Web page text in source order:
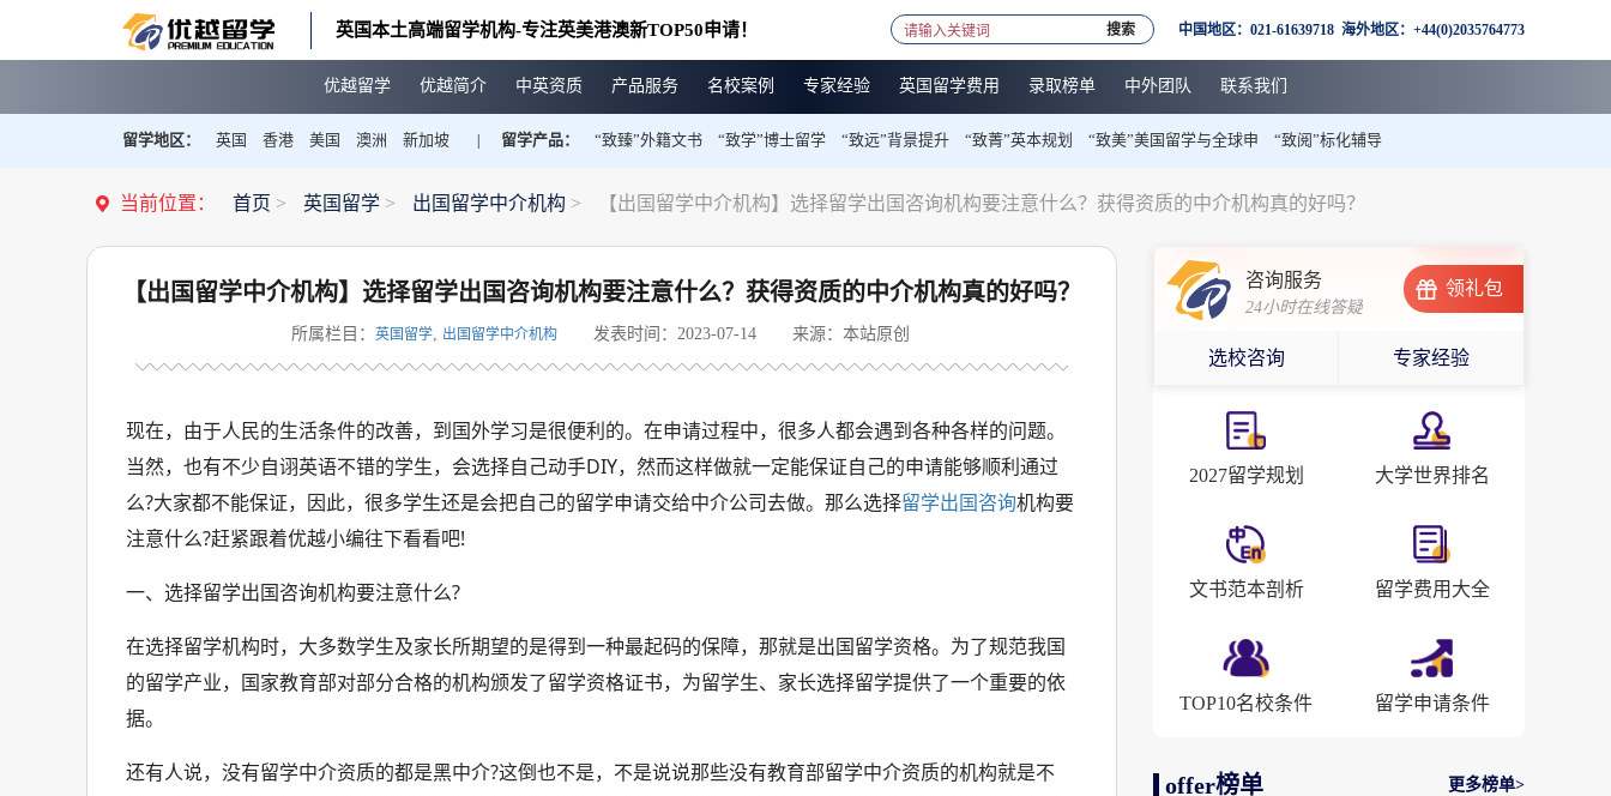
英国本土高端留学机构-专注英美港澳新TOP50申请！ 中国地区：021-61639718 海外地区：+44(0)2035764773
搜索
优越留学 优越简介 中英资质 产品服务 名校案例 专家经验 英国留学费用 录取榜单 中外团队 联系我们
留学地区： 英国 香港 美国 澳洲 新加坡 留学产品： “致臻”外籍文书 “致学”博士留学 “致远”背景提升 “致菁”英本规划 “致美”美国留学与全球申 “致阅”标化辅导
当前位置： 首页 > 英国留学 > 出国留学中介机构 > 【出国留学中介机构】选择留学出国咨询机构要注意什么？获得资质的中介机构真的好吗？
【出国留学中介机构】选择留学出国咨询机构要注意什么？获得资质的中介机构真的好吗？
所属栏目： 英国留学, 出国留学中介机构 发表时间：2023-07-14 来源：本站原创
现在，由于人民的生活条件的改善，到国外学习是很便利的。在申请过程中，很多人都会遇到各种各样的问题。
当然，也有不少自诩英语不错的学生，会选择自己动手DIY，然而这样做就一定能保证自己的申请能够顺利通过
么?大家都不能保证，因此，很多学生还是会把自己的留学申请交给中介公司去做。那么选择留学出国咨询机构要
注意什么?赶紧跟着优越小编往下看看吧!
一、选择留学出国咨询机构要注意什么?
在选择留学机构时，大多数学生及家长所期望的是得到一种最起码的保障，那就是出国留学资格。为了规范我国
的留学产业，国家教育部对部分合格的机构颁发了留学资格证书，为留学生、家长选择留学提供了一个重要的依
据。
还有人说，没有留学中介资质的都是黑中介?这倒也不是，不是说说那些没有教育部留学中介资质的机构就是不
咨询服务
24小时在线答疑
选校咨询 专家经验
领礼包
2027留学规划 大学世界排名
文书范本剖析 留学费用大全
TOP10名校条件 留学申请条件
offer榜单 更多榜单>